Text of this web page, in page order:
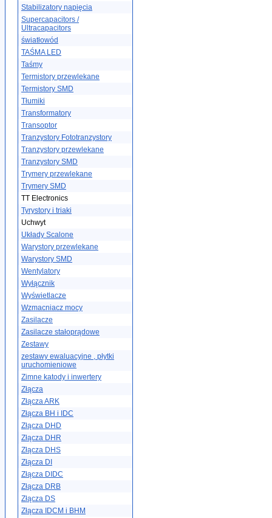
Stabilizatory napięcia
Supercapacitors /
Ultracapacitors
światłowód
TAŚMA LED
Taśmy
Termistory przewlekane
Termistory SMD
Tłumiki
Transformatory
Transoptor
Tranzystory Fototranzystory
Tranzystory przewlekane
Tranzystory SMD
Trymery przewlekane
Trymery SMD
TT Electronics
Tyrystory i triaki
Uchwyt
Układy Scalone
Warystory przewlekane
Warystory SMD
Wentylatory
Wyłącznik
Wyświetlacze
Wzmacniacz mocy
Zasilacze
Zasilacze stałoprądowe
Zestawy
zestawy ewaluacyjne , płytki
uruchomieniowe
Zimne katody i inwertery
Złącza
Złącza ARK
Złącza BH i IDC
Złącza DHD
Złącza DHR
Złącza DHS
Złącza DI
Złącza DIDC
Złącza DRB
Złącza DS
Złącza IDCM i BHM